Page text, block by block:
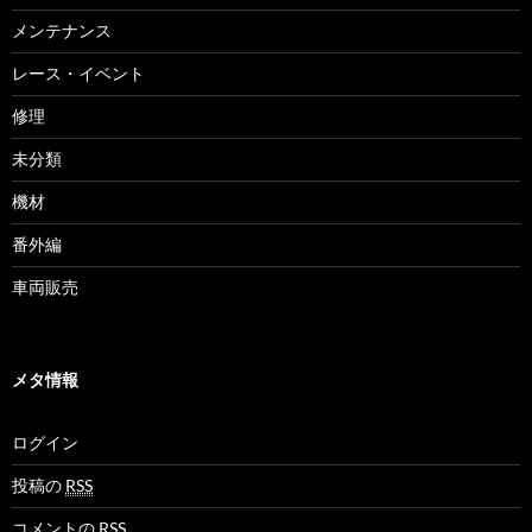
メンテナンス
レース・イベント
修理
未分類
機材
番外編
車両販売
メタ情報
ログイン
投稿の RSS